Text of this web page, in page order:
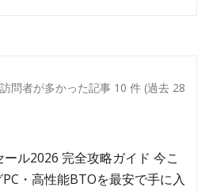
訪問者が多かった記事 10 件 (過去 28
ール2026 完全攻略ガイド 今こ
・高性能BTOを最安で手に入